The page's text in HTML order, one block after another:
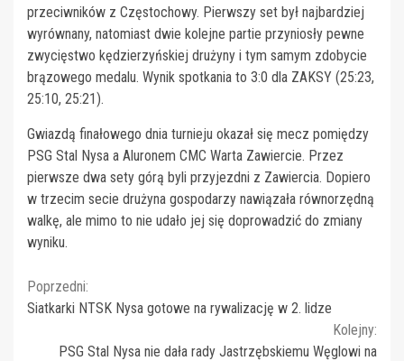
przeciwników z Częstochowy. Pierwszy set był najbardziej
wyrównany, natomiast dwie kolejne partie przyniosły pewne
zwycięstwo kędzierzyńskiej drużyny i tym samym zdobycie
brązowego medalu. Wynik spotkania to 3:0 dla ZAKSY (25:23,
25:10, 25:21).
Gwiazdą finałowego dnia turnieju okazał się mecz pomiędzy
PSG Stal Nysa a Aluronem CMC Warta Zawiercie. Przez
pierwsze dwa sety górą byli przyjezdni z Zawiercia. Dopiero
w trzecim secie drużyna gospodarzy nawiązała równorzędną
walkę, ale mimo to nie udało jej się doprowadzić do zmiany
wyniku.
Continue
Reading
Poprzedni:
Siatkarki NTSK Nysa gotowe na rywalizację w 2. lidze
Kolejny:
PSG Stal Nysa nie dała rady Jastrzębskiemu Węglowi na